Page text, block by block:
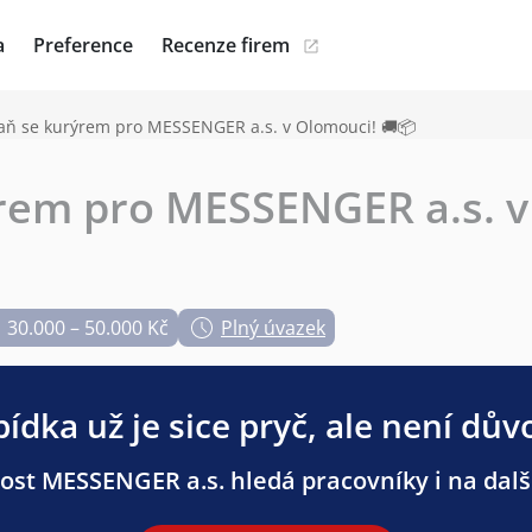
Preference Recenze firem
se kurýrem pro MESSENGER a.s. v Olomouci! 🚚📦
pro MESSENGER a.s.
30.000 – 50.000 Kč Plný úvazek
už je sice pryč, ale není
MESSENGER a.s. hledá pracovníky i na